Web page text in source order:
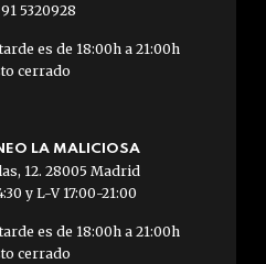
5320928
es de 18:00h a 21:00h
cerrado
LA MALICIOSA
12. 28005 Madrid
y L-V 17:00-21:00
es de 18:00h a 21:00h
cerrado